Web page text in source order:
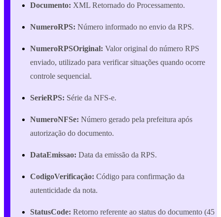
Documento: XML Retornado do Processamento.
NumeroRPS: Número informado no envio da RPS.
NumeroRPSOriginal: Valor original do número RPS
enviado, utilizado para verificar situações quando ocorre
controle sequencial.
SerieRPS: Série da NFS-e.
NumeroNFSe: Número gerado pela prefeitura após
autorização do documento.
DataEmissao: Data da emissão da RPS.
CodigoVerificação: Código para confirmação da
autenticidade da nota.
StatusCode: Retorno referente ao status do documento (45